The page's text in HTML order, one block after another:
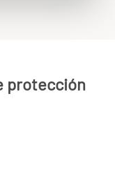
protección